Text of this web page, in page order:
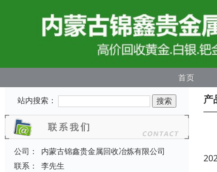
首页
站内搜索：
公司：
内蒙古锦鑫贵金属回收冶炼有限公司
联系：
李先生
产